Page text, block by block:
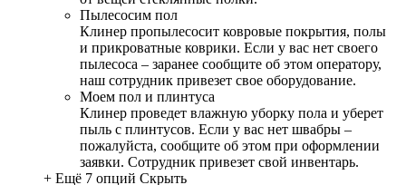
Пылесосим пол
Клинер пропылесосит ковровые покрытия, полы
и прикроватные коврики. Если у вас нет своего
пылесоса – заранее сообщите об этом оператору,
наш сотрудник привезет свое оборудование.
Моем пол и плинтуса
Клинер проведет влажную уборку пола и уберет
пыль с плинтусов. Если у вас нет швабры –
пожалуйста, сообщите об этом при оформлении
заявки. Сотрудник привезет свой инвентарь.
+ Ещё 7 опций Скрыть